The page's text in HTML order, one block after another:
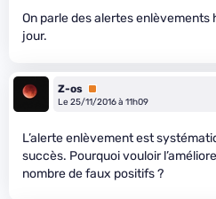
On parle des alertes enlèvements
jour.
Z-os Premium
Le 25/11/2016 à 11h09
L’alerte enlèvement est
succès. Pourquoi vouloir
nombre de faux positifs ?